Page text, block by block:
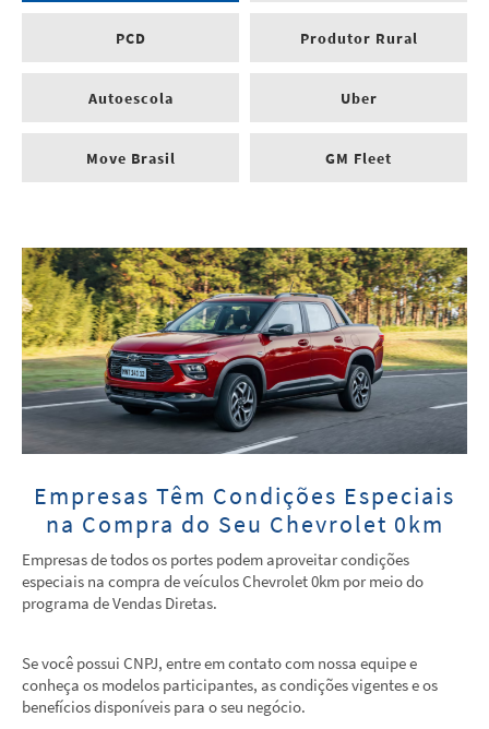
PCD Produtor Rural
Autoescola Uber
Move Brasil GM Fleet
Empresas Têm Condições Especiais
na Compra do Seu Chevrolet 0km
Empresas de todos os portes podem aproveitar condições
especiais na compra de veículos Chevrolet 0km por meio do
programa de Vendas Diretas.
Se você possui CNPJ, entre em contato com nossa equipe e
conheça os modelos participantes, as condições vigentes e os
benefícios disponíveis para o seu negócio.